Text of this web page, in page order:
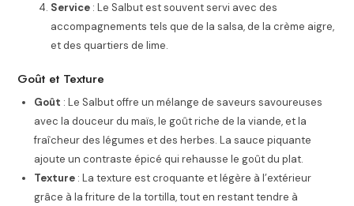
Service : Le Salbut est souvent servi avec des
accompagnements tels que de la salsa, de la crème aigre,
et des quartiers de lime.
Goût et Texture
Goût : Le Salbut offre un mélange de saveurs savoureuses
avec la douceur du maïs, le goût riche de la viande, et la
fraîcheur des légumes et des herbes. La sauce piquante
ajoute un contraste épicé qui rehausse le goût du plat.
Texture : La texture est croquante et légère à l’extérieur
grâce à la friture de la tortilla, tout en restant tendre à